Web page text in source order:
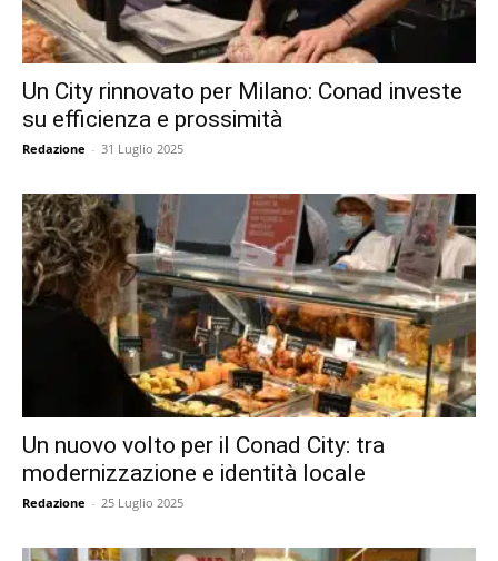
Un City rinnovato per Milano: Conad investe
su efficienza e prossimità
Redazione - 31 Luglio 2025
Un nuovo volto per il Conad City: tra
modernizzazione e identità locale
Redazione - 25 Luglio 2025